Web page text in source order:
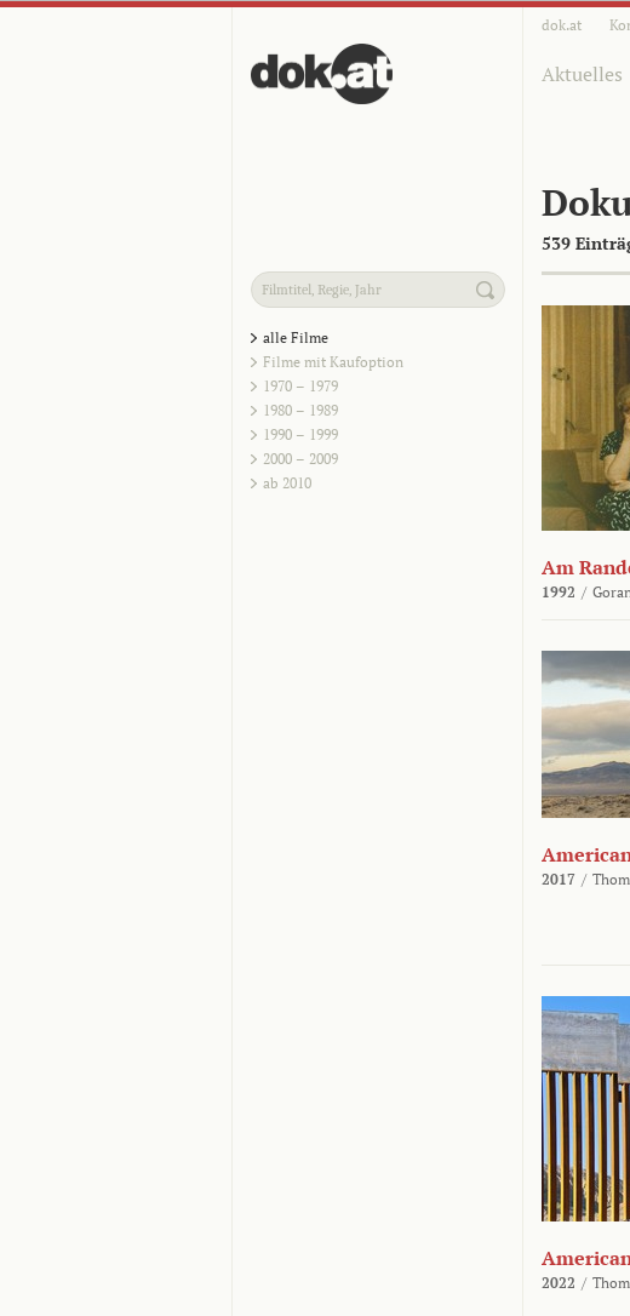
dok.at
Aktuelles
539
alle Filme
Filme mit Kaufoption
1970 – 1979
1980 – 1989
1990 – 1999
2000 – 2009
ab 2010
Am
1992 /
2017 /
2022 /